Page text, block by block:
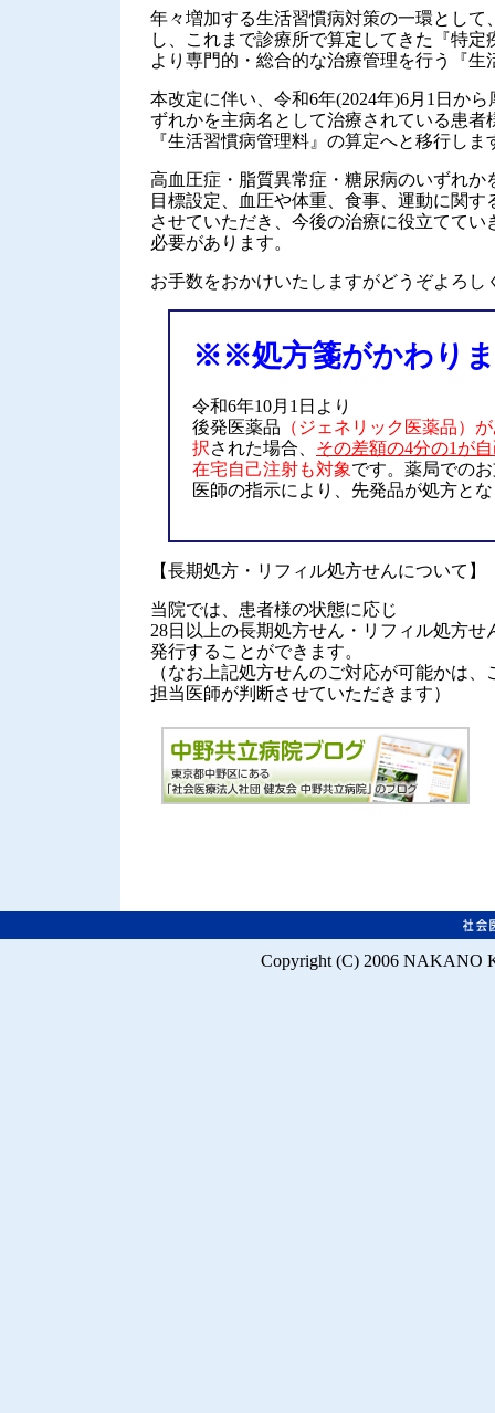
年々増加する生活習慣病対策の一環として
し、これまで診療所で算定してきた『特
より専門的・総合的な治療管理を行う『
本改定に伴い、令和6年(2024年)6月1日か
ずれかを主病名として治療されている患
『生活習慣病管理料』の算定へと移行しま
高血圧症・脂質異常症・糖尿病のいずれ
目標設定、血圧や体重、食事、運動に関
させていただき、今後の治療に役立てて
必要があります。
お手数をおかけいたしますがどうぞよろし
※※処方箋がかわり
令和6年10月1日より
後発医薬品 （ジェネリック医薬品）
択された場合、 その差額の4分の1が
在宅自己注射も対象です。薬局での
医師の指示により、先発品が処方と
【長期処方・リフィル処方せんについて】
当院では、患者様の状態に応じ
28日以上の長期処方せん・リフィル処方せ
発行することができます。
（なお上記処方せんのご対応が可能かは、
担当医師が判断させていただきます）
Copyright (C) 2006 NAKANO